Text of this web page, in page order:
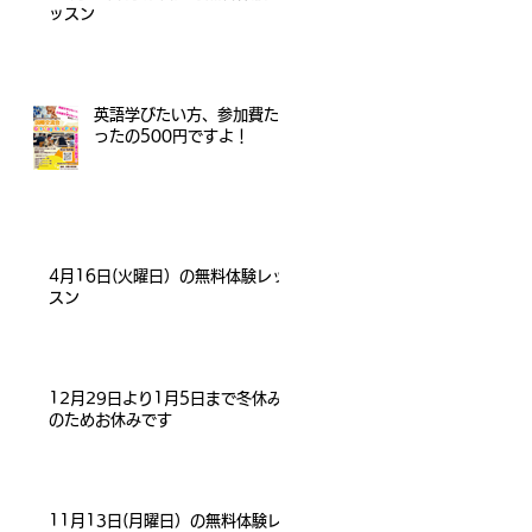
ッスン
英語学びたい方、参加費た
ったの500円ですよ！
4月16日(火曜日）の無料体験レッ
スン
12月29日より1月5日まで冬休み
のためお休みです
11月13日(月曜日）の無料体験レ